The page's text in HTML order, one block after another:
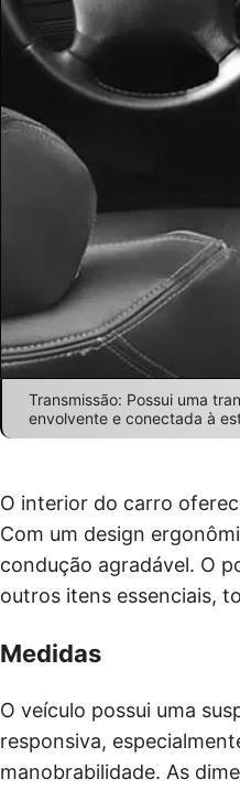
Transmissão: Possui uma
envolvente e conectada à
O interior do carro
Com um design
condução agradável. O
outros itens essenciais,
Medidas
O veículo possui uma
responsiva,
manobrabilidade. As